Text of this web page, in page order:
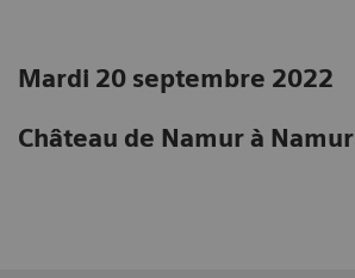
Mardi 20 septembre 2022
Château de Namur à Namur